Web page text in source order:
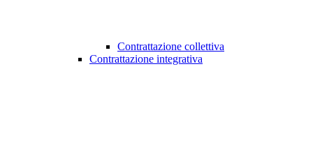
Contrattazione collettiva
Contrattazione integrativa